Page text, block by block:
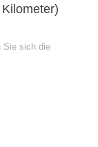
Sie sich die